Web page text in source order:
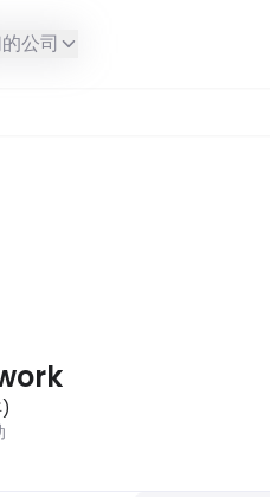
公司
)